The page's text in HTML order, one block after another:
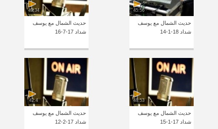
45:56
حديث الشمال مع يوسف
شداد 18-1-14
49:34
حديث الشمال مع يوسف
شداد 17-7-16
48:53
حديث الشمال مع يوسف
شداد 17-1-15
42:4
حديث الشمال مع يوسف
شداد 17-2-12